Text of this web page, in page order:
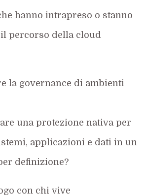
hanno intrapreso o stanno
percorso della cloud
la governance di ambienti
una protezione nativa per
applicazioni e dati in un
definizione?
con chi vive